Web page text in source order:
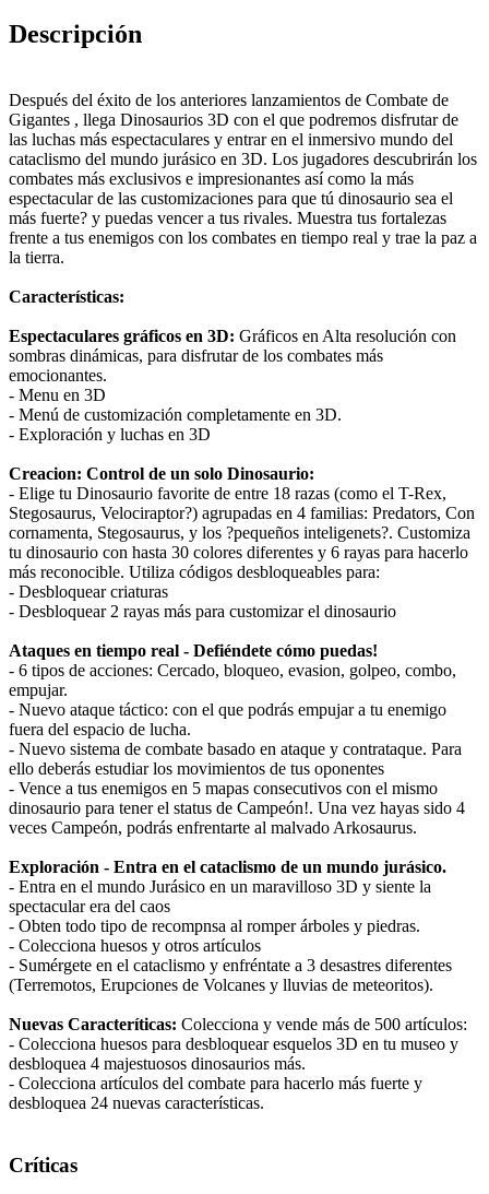
Descripción
Después del éxito de los anteriores lanzamientos de Combate de
Gigantes , llega Dinosaurios 3D con el que podremos disfrutar de
las luchas más espectaculares y entrar en el inmersivo mundo del
cataclismo del mundo jurásico en 3D. Los jugadores descubrirán los
combates más exclusivos e impresionantes así como la más
espectacular de las customizaciones para que tú dinosaurio sea el
más fuerte? y puedas vencer a tus rivales. Muestra tus fortalezas
frente a tus enemigos con los combates en tiempo real y trae la paz a
la tierra.
Características:
Espectaculares gráficos en 3D: Gráficos en Alta resolución con
sombras dinámicas, para disfrutar de los combates más
emocionantes.
- Menu en 3D
- Menú de customización completamente en 3D.
- Exploración y luchas en 3D
Creacion: Control de un solo Dinosaurio:
- Elige tu Dinosaurio favorite de entre 18 razas (como el T-Rex,
Stegosaurus, Velociraptor?) agrupadas en 4 familias: Predators, Con
cornamenta, Stegosaurus, y los ?pequeños inteligenets?. Customiza
tu dinosaurio con hasta 30 colores diferentes y 6 rayas para hacerlo
más reconocible. Utiliza códigos desbloqueables para:
- Desbloquear criaturas
- Desbloquear 2 rayas más para customizar el dinosaurio
Ataques en tiempo real - Defiéndete cómo puedas!
- 6 tipos de acciones: Cercado, bloqueo, evasion, golpeo, combo,
empujar.
- Nuevo ataque táctico: con el que podrás empujar a tu enemigo
fuera del espacio de lucha.
- Nuevo sistema de combate basado en ataque y contrataque. Para
ello deberás estudiar los movimientos de tus oponentes
- Vence a tus enemigos en 5 mapas consecutivos con el mismo
dinosaurio para tener el status de Campeón!. Una vez hayas sido 4
veces Campeón, podrás enfrentarte al malvado Arkosaurus.
Exploración - Entra en el cataclismo de un mundo jurásico.
- Entra en el mundo Jurásico en un maravilloso 3D y siente la
spectacular era del caos
- Obten todo tipo de recompnsa al romper árboles y piedras.
- Colecciona huesos y otros artículos
- Sumérgete en el cataclismo y enfréntate a 3 desastres diferentes
(Terremotos, Erupciones de Volcanes y lluvias de meteoritos).
Nuevas Caracteríticas: Colecciona y vende más de 500 artículos:
- Colecciona huesos para desbloquear esquelos 3D en tu museo y
desbloquea 4 majestuosos dinosaurios más.
- Colecciona artículos del combate para hacerlo más fuerte y
desbloquea 24 nuevas características.
Críticas